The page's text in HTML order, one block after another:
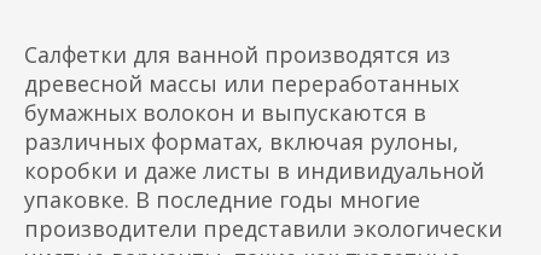
Салфетки для ванной производятся из
древесной массы или переработанных
бумажных волокон и выпускаются в
различных форматах, включая рулоны,
коробки и даже листы в индивидуальной
упаковке. В последние годы многие
производители представили экологически